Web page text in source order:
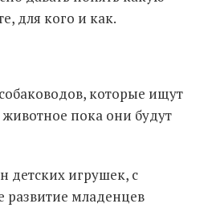
для кого и как.
которые ищут
пока они будут
детских игрушек, с
развитие младенцев